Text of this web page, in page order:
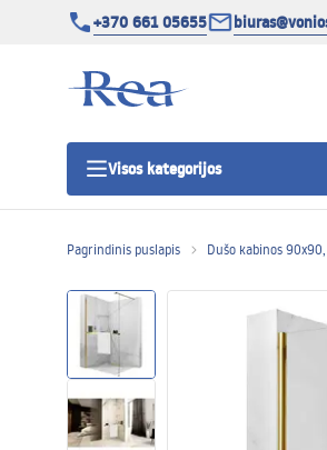
+370 661 05655
Visos kategorijos
Vonios dušo padėklai
Pagrindinis puslapis Dušo kabinos